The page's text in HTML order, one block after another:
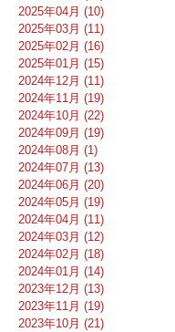
2025年04月 (10)
2025年03月 (11)
2025年02月 (16)
2025年01月 (15)
2024年12月 (11)
2024年11月 (19)
2024年10月 (22)
2024年09月 (19)
2024年08月 (1)
2024年07月 (13)
2024年06月 (20)
2024年05月 (19)
2024年04月 (11)
2024年03月 (12)
2024年02月 (18)
2024年01月 (14)
2023年12月 (13)
2023年11月 (19)
2023年10月 (21)